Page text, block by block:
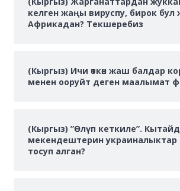
келген жаңы вируспу, бирок бул
Африкадан? Текшеребиз
(Кыргыз) Ичи өткөн жаш балдар
менен ооруйт деген маалымат
(Кыргыз) ”Өлүп кеткиле”.
мекендештерин украиналыктар
тосуп алган?